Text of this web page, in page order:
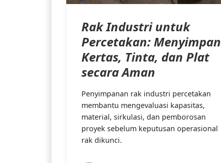
Rak Industri untuk
Percetakan: Menyimpan
Kertas, Tinta, dan Plat
secara Aman
Penyimpanan rak industri percetakan
membantu mengevaluasi kapasitas,
material, sirkulasi, dan pemborosan
proyek sebelum keputusan operasional
rak dikunci.